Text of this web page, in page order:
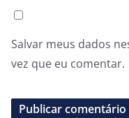
Salvar meus dados
vez que eu comentar.